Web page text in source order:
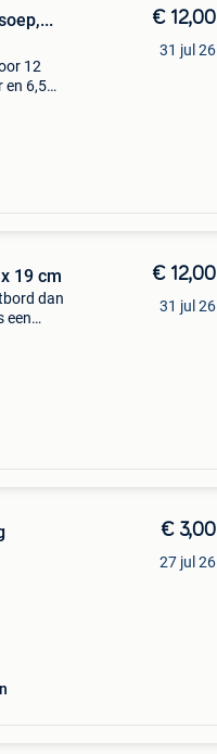
12
en 6,5
€ 12,00
31 jul 26
19 cm
dan
een
€ 12,00
31 jul 26
€ 3,00
27 jul 26